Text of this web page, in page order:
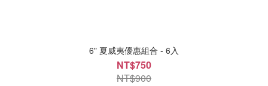
6" 夏威夷優惠組合 - 6入
NT$750
NT$900